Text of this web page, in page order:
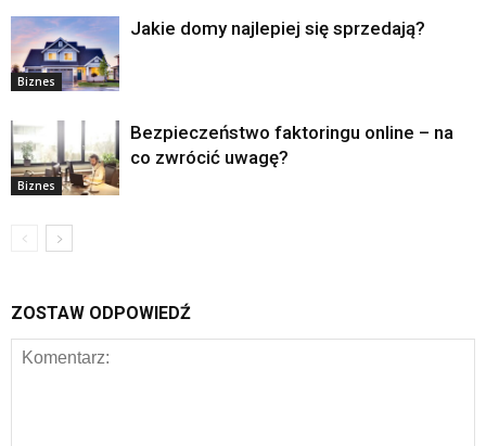
Biznes
Jakie domy najlepiej się sprzedają?
Biznes
Bezpieczeństwo faktoringu online – na
co zwrócić uwagę?
ZOSTAW ODPOWIEDŹ